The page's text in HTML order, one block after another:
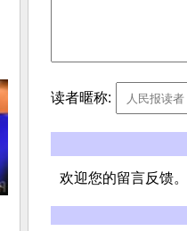
读者暱称:
欢迎您的留言反馈。